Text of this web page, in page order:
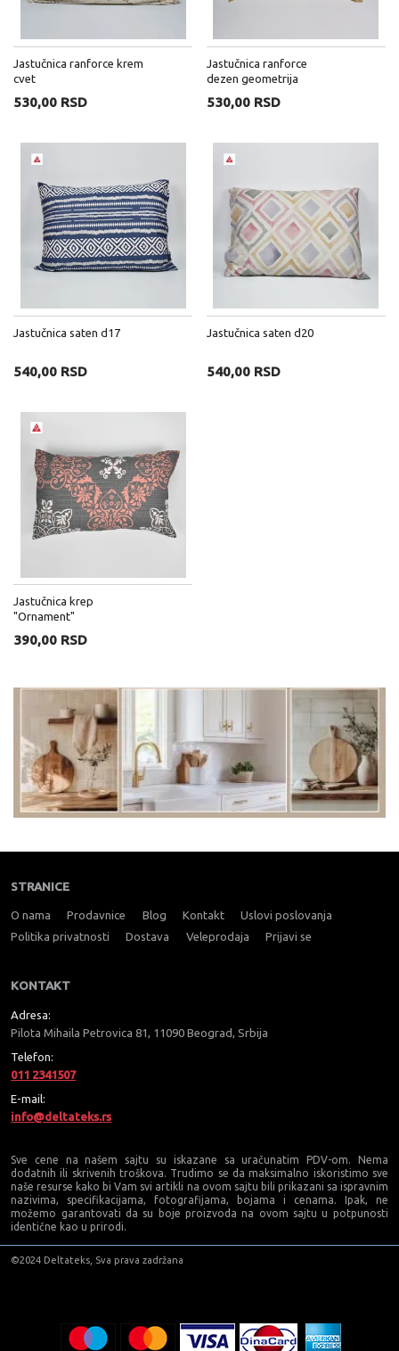
Jastučnica ranforce krem
cvet
530,00 RSD
Jastučnica ranforce
dezen geometrija
530,00 RSD
Jastučnica saten d17
540,00 RSD
Jastučnica saten d20
540,00 RSD
Jastučnica krep
"Ornament"
390,00 RSD
STRANICE
O nama Prodavnice Blog Kontakt
Uslovi poslovanja
Politika privatnosti
Dostava Veleprodaja Prijavi se
KONTAKT
Adresa:
Pilota Mihaila Petrovica 81, 11090 Beograd, Srbija
Telefon:
011 2341507
E-mail:
info@deltateks.rs
Sve cene na našem sajtu su iskazane sa uračunatim PDV-om. Nema
dodatnih ili skrivenih troškova. Trudimo se da maksimalno iskoristimo sve
naše resurse kako bi Vam svi artikli na ovom sajtu bili prikazani sa ispravnim
nazivima, specifikacijama, fotografijama, bojama i cenama. Ipak, ne
možemo garantovati da su boje proizvoda na ovom sajtu u potpunosti
identične kao u prirodi.
©2024 Deltateks, Sva prava zadržana